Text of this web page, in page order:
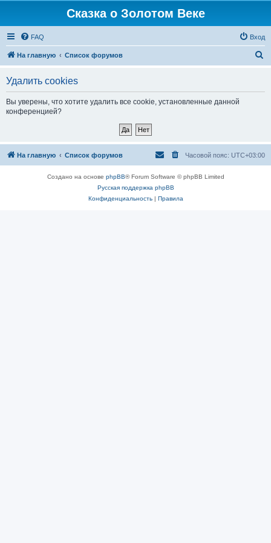
Сказка о Золотом Веке
FAQ Вход
На главную Список форумов
Удалить cookies
Вы уверены, что хотите удалить все cookie, установленные данной
конференцией?
На главную Список форумов Часовой пояс: UTC+03:00
Создано на основе phpBB® Forum Software © phpBB Limited
Русская поддержка phpBB
Конфиденциальность| Правила